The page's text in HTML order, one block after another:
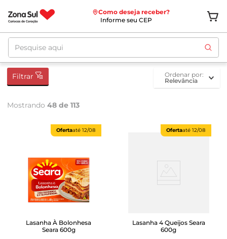
Como deseja receber?
Informe seu CEP
Pesquise aqui
Filtrar
ordenar por
Relevância
Mostrando 48 de 113
Ofertaaté 12/08
Lasanha À Bolonhesa
Seara 600g
Ofertaaté 12/08
Lasanha 4 Queijos Seara
600g